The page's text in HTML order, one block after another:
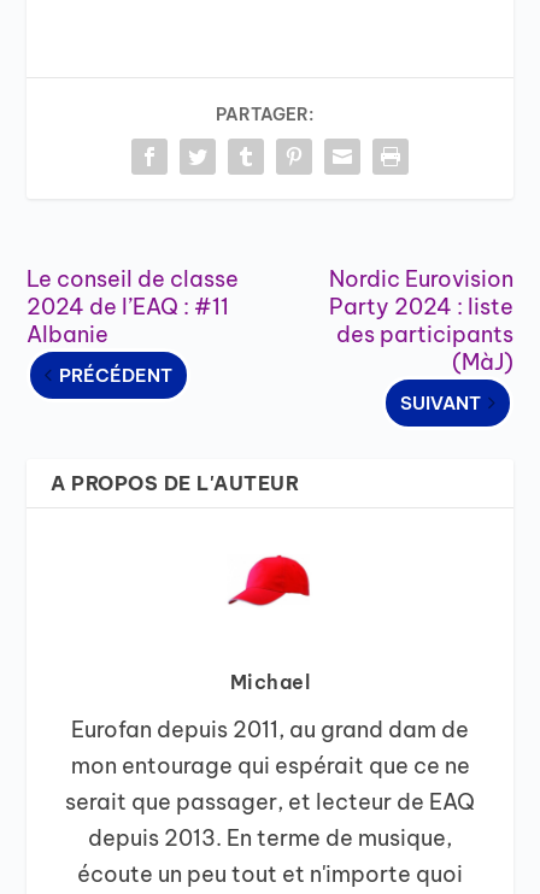
PARTAGER:
Le conseil de classe
2024 de l’EAQ : #11
Albanie
PRÉCÉDENT
Nordic Eurovision
Party 2024 : liste
des participants
(MàJ)
SUIVANT
A PROPOS DE L'AUTEUR
Michael
Eurofan depuis 2011, au grand dam de
mon entourage qui espérait que ce ne
serait que passager, et lecteur de EAQ
depuis 2013. En terme de musique,
écoute un peu tout et n'importe quoi